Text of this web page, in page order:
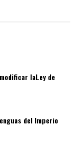
laLey de
del Imperio